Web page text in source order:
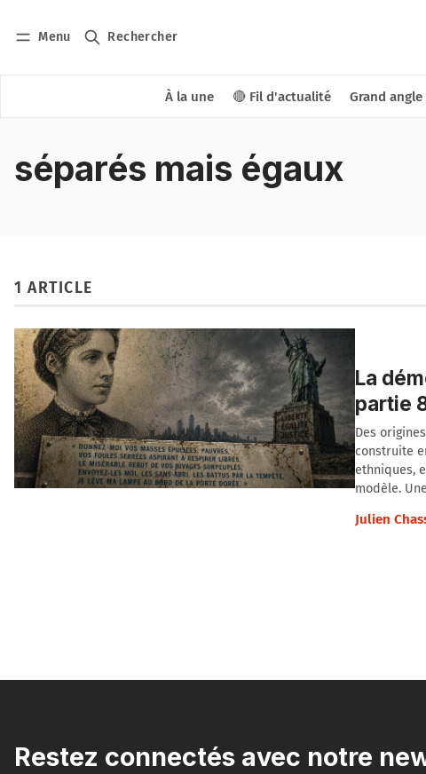
Menu Rechercher
À la une 🔴 Fil d'actualité Grand angle
séparés mais égaux
1 ARTICLE
La
partie
Des
construite
ethniques,
modèle.
Julien
Restez connectés avec notre